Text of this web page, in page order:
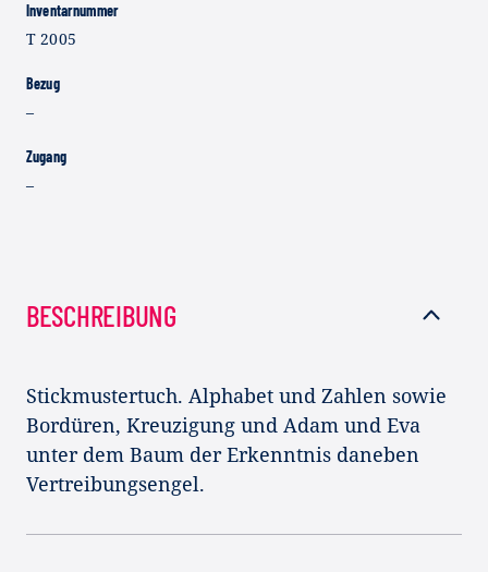
Inventarnummer
T 2005
Bezug
–
Zugang
–
BESCHREIBUNG
Stickmustertuch. Alphabet und Zahlen sowie
Bordüren, Kreuzigung und Adam und Eva
unter dem Baum der Erkenntnis daneben
Vertreibungsengel.